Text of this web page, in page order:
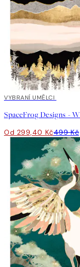
40%*
VYBRANÍ UMĚLCI
Od 299,40 Kč499 Kč